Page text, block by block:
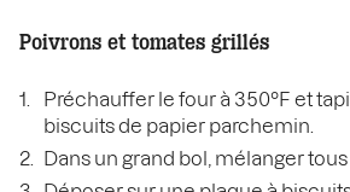
Poivrons et tomates grillés
Préchauffer le four à 350°F et
biscuits de papier parchemin.
Dans un grand bol, mélanger